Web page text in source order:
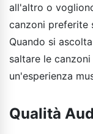
all'altro o
canzoni preferite
Quando si
saltare le
un'esperienza
Qualità